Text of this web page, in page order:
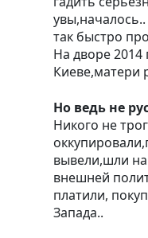
так быстро
На дворе 2014
Киеве,матери
Но ведь не
Никого не
вывели,шли
внешней
платили,
Запада..